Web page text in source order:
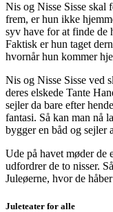
Nis og Nisse Sisse skal
frem, er hun ikke
syv have for at finde de
Faktisk er hun taget
hvornår hun kommer
Nis og Nisse Sisse ved
deres elskede Tante
sejler da bare efter
fantasi. Så kan man nå
bygger en båd og sejler
Ude på havet møder de
udfordrer de to nisser.
Juleøerne, hvor de
Juleteater for alle